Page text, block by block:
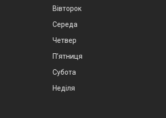
Вівторок
Середа
Четвер
Пʼятниця
Субота
Неділя